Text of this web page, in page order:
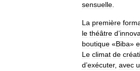
sensuelle
La première
le théâtre d’
boutique «Biba»
Le climat de
d’exécuter, avec